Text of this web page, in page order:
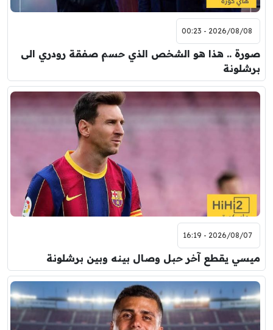
2026/08/08 - 00:23
صورة .. هذا هو الشخص الذي حسم صفقة رودري الى
برشلونة
2026/08/07 - 16:19
ميسي يقطع آخر حبل وصال بينه وبين برشلونة